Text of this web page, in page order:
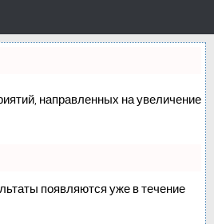
направленных на увеличение
появляются уже в течение